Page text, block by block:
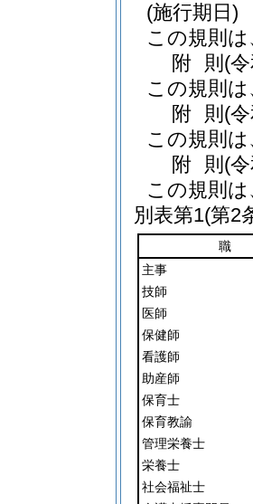
(施行期日)
この規則
附 則 (
この規則
附 則 (
この規則
附 則 (
この規則
別表第1(第2
職
主事
技師
医師
保健師
看護師
助産師
保育士
保育教諭
管理栄養士
栄養士
社会福祉士